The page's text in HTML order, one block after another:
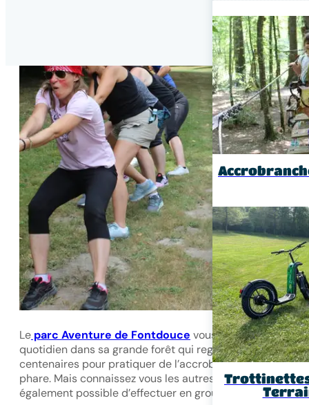
Le parc Aventure de Fontdouce vous accueille au
quotidien dans sa grande forêt qui regorge de chênes
centenaires pour pratiquer de l’accrobranche, son
phare. Mais connaissez vous les autres activités qu’il est
également possible d’effectuer en groupe ?